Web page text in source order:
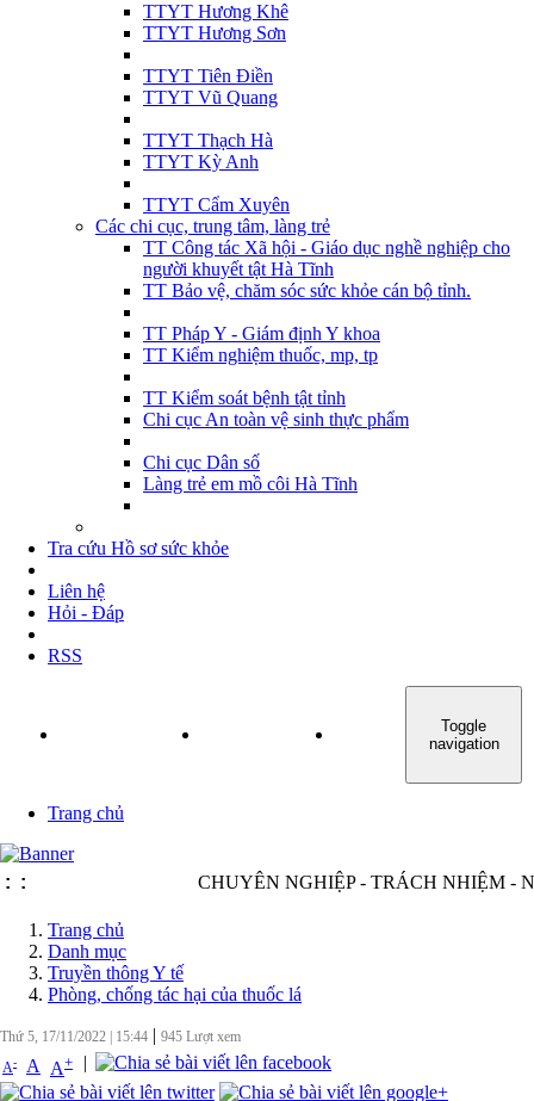
TTYT Hương Khê
TTYT Hương Sơn
TTYT Tiên Điền
TTYT Vũ Quang
TTYT Thạch Hà
TTYT Kỳ Anh
TTYT Cẩm Xuyên
Các chi cục, trung tâm, làng trẻ
TT Công tác Xã hội - Giáo dục nghề nghiệp cho
người khuyết tật Hà Tĩnh
TT Bảo vệ, chăm sóc sức khỏe cán bộ tỉnh.
TT Pháp Y - Giám định Y khoa
TT Kiểm nghiệm thuốc, mp, tp
TT Kiểm soát bệnh tật tỉnh
Chi cục An toàn vệ sinh thực phẩm
Chi cục Dân số
Làng trẻ em mồ côi Hà Tĩnh
Tra cứu Hồ sơ sức khỏe
Liên hệ
Hỏi - Đáp
RSS
TIN TỨC - SỰ KIỆN
Toggle
navigation
Trang chủ
: : CHUYÊN NGHIỆP - TRÁCH NHIỆM -
Trang chủ
Danh mục
Truyền thông Y tế
Phòng, chống tác hại của thuốc lá
Thứ 5, 17/11/2022 15:44 | 945 Lượt xem
A- A A+ |